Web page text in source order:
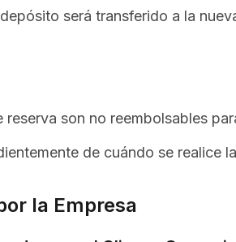
será transferido a la
son no reembolsables
de cuándo se realice
la Empresa